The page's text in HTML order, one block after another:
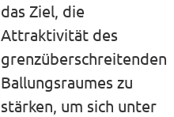
das Ziel, die
Attraktivität des
grenzüberschreitenden
Ballungsraumes zu
stärken, um sich unter